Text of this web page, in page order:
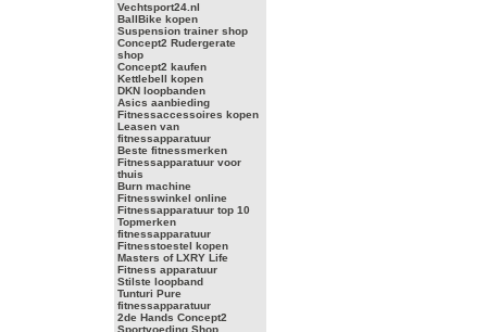
Vechtsport24.nl
BallBike kopen
Suspension trainer shop
Concept2 Rudergerate
shop
Concept2 kaufen
Kettlebell kopen
DKN loopbanden
Asics aanbieding
Fitnessaccessoires kopen
Leasen van
fitnessapparatuur
Beste fitnessmerken
Fitnessapparatuur voor
thuis
Burn machine
Fitnesswinkel online
Fitnessapparatuur top 10
Topmerken
fitnessapparatuur
Fitnesstoestel kopen
Masters of LXRY Life
Fitness apparatuur
Stilste loopband
Tunturi Pure
fitnessapparatuur
2de Hands Concept2
Sportvoeding Shop